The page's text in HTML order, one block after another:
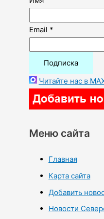
Email *
Читайте нас в
Меню сайта
Главная
Карта сайта
Добавить
Новости